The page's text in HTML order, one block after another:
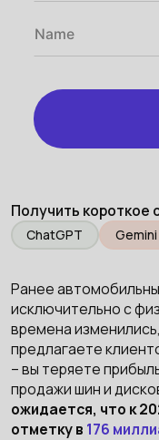
Получить короткое
ChatGPT Gemini
Ранее
исключительно с
времена
предлагаете
– вы теряете
продажи шин и
ожидается, что к
отметку в 176